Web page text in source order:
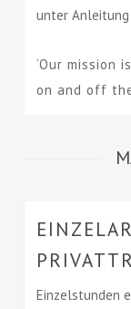
unter
‘Our
on and off
Einzelstunden